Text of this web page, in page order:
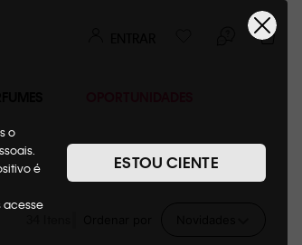
o
é
acesse
ESTOU CIENTE